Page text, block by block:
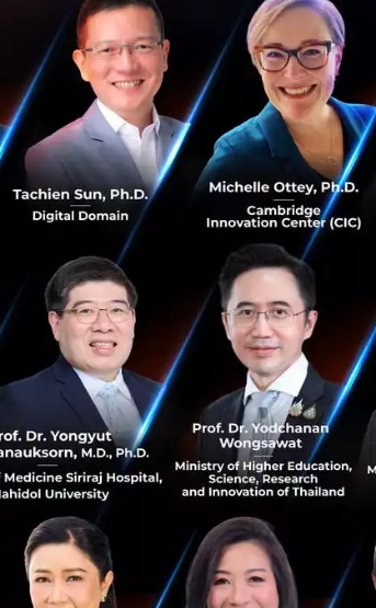
วชาญด้านนี้เป็นทุนเดิม จะเข้ามาช่วยส่งเสริม
กิจสามารถแข่งขันได้อย่างมีประสิทธิภาพ มีค
เงินทุน เพื่อปั้นธุรกิจให้เติบโตได้อย่างยั่งยืน